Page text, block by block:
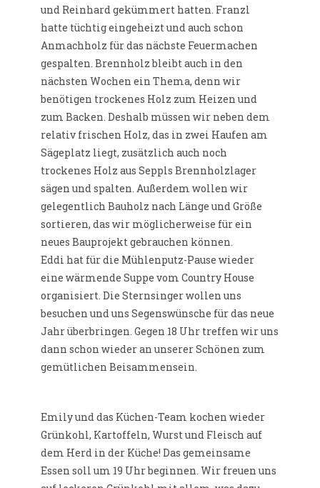
und Reinhard gekümmert hatten. Franzl
hatte tüchtig eingeheizt und auch schon
Anmachholz für das nächste Feuermachen
gespalten. Brennholz bleibt auch in den
nächsten Wochen ein Thema, denn wir
benötigen trockenes Holz zum Heizen und
zum Backen. Deshalb müssen wir neben dem
relativ frischen Holz, das in zwei Haufen am
Sägeplatz liegt, zusätzlich auch noch
trockenes Holz aus Seppls Brennholzlager
sägen und spalten. Außerdem wollen wir
gelegentlich Bauholz nach Länge und Größe
sortieren, das wir möglicherweise für ein
neues Bauprojekt gebrauchen können.
Eddi hat für die Mühlenputz-Pause wieder
eine wärmende Suppe vom Country House
organisiert. Die Sternsinger wollen uns
besuchen und uns Segenswünsche für das neue
Jahr überbringen. Gegen 18 Uhr treffen wir uns
dann schon wieder an unserer Schönen zum
gemütlichen Beisammensein.
Emily und das Küchen-Team kochen wieder
Grünkohl, Kartoffeln, Wurst und Fleisch auf
dem Herd in der Küche! Das gemeinsame
Essen soll um 19 Uhr beginnen. Wir freuen uns